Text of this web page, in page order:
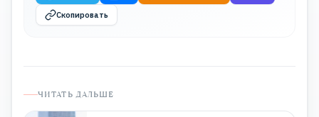
Скопировать
ЧИТАТЬ ДАЛЬШЕ